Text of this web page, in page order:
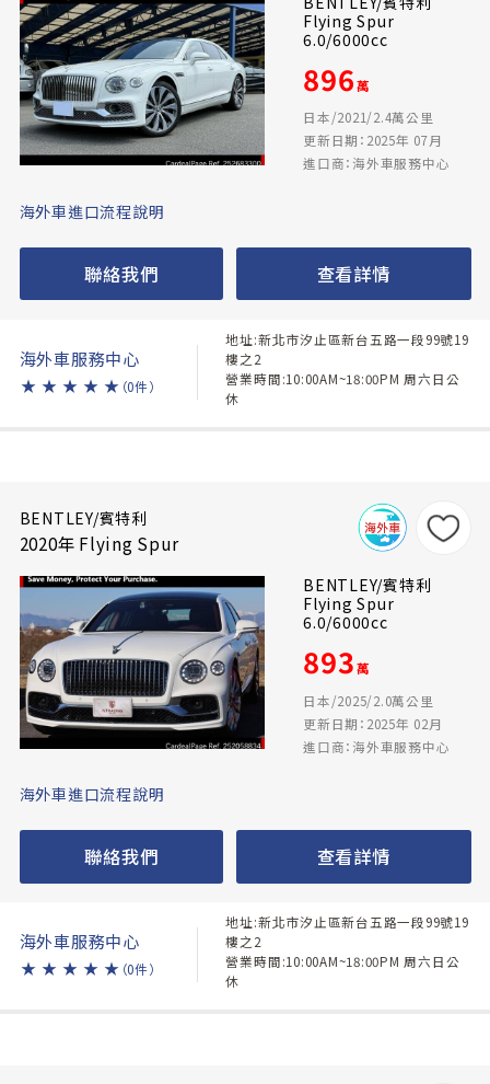
Flying Spur
6.0/6000cc
896萬
日本/2021/2.4萬公里
更新日期：2025年 07月
進口商：海外車服務中心
海外車進口流程說明
聯絡我們 查看詳情
海外車服務中心
★ ★ ★ ★ ★ （0件）
地址:新北市汐止區新台五路一段99號19
樓之2
營業時間:10:00AM~18:00PM 周六日公
休
BENTLEY/賓特利
2020年 Flying Spur
BENTLEY/賓特利
Flying Spur
6.0/6000cc
893萬
日本/2025/2.0萬公里
更新日期：2025年 02月
進口商：海外車服務中心
海外車進口流程說明
聯絡我們 查看詳情
海外車服務中心
★ ★ ★ ★ ★ （0件）
地址:新北市汐止區新台五路一段99號19
樓之2
營業時間:10:00AM~18:00PM 周六日公
休